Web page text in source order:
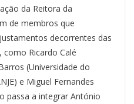
da Reitora da
de membros que
decorrentes das
como Ricardo Calé
(Universidade do
e Miguel Fernandes
passa a integrar António